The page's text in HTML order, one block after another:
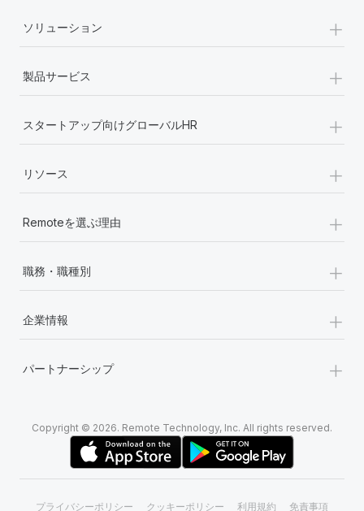
ソリューション +
製品サービス +
スタートアップ向けグローバルHR +
リソース +
Remoteを選ぶ理由 +
職務・職種別 +
企業情報 +
パートナーシップ +
Copyright © 2026. Remote Technology, Inc. All rights reserved.
プライバシーポリシー クッキーポリシー 利用規約 免責事項